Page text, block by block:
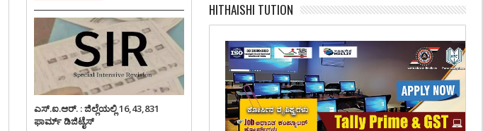
HITHAISHI TUTION
ಎಸ್.ಐ.ಆರ್. : ಜಿಲ್ಲೆಯಲ್ಲಿ 16,43,831
ಫಾರ್ಮ್ ಡಿಜಿಟೈಸ್